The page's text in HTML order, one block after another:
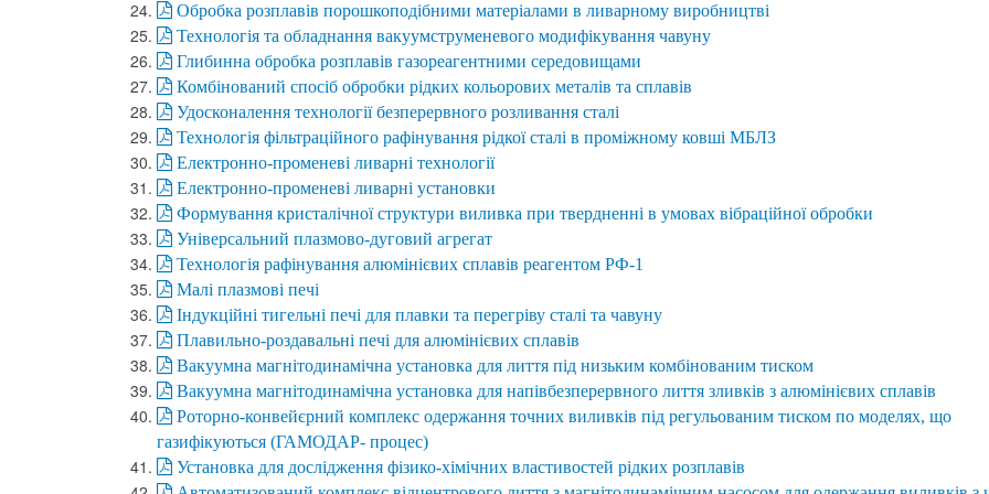
Обробка розплавів порошкоподібними матеріалами в ливарному виробництві
Технологія та обладнання вакуумструменевого модифікування чавуну
Глибинна обробка розплавів газореагентними середовищами
Комбінований спосіб обробки рідких кольорових металів та сплавів
Удосконалення технології безперервного розливання сталі
Технологія фільтраційного рафінування рідкої сталі в проміжному ковші МБЛЗ
Електронно-променеві ливарні технології
Електронно-променеві ливарні установки
Формування кристалічної структури виливка при твердненні в умовах вібраційної обробки
Універсальний плазмово-дуговий агрегат
Технологія рафінування алюмінієвих сплавів реагентом РФ-1
Малі плазмові печі
Індукційні тигельні печі для плавки та перегріву сталі та чавуну
Плавильно-роздавальні печі для алюмінієвих сплавів
Вакуумна магнітодинамічна установка для лиття під низьким комбінованим тиском
Вакуумна магнітодинамічна установка для напівбезперервного лиття зливків з алюмінієвих сплавів
Роторно-конвейєрний комплекс одержання точних виливків під регульованим тиском по моделях, що
газифікуються (ГАМОДАР- процес)
Установка для дослідження фізико-хімічних властивостей рідких розплавів